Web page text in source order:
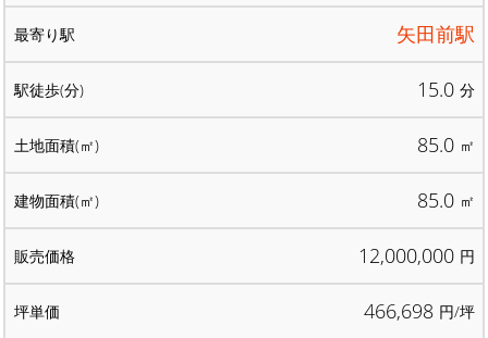
矢田前駅
15.0 分
85.0 ㎡
85.0 ㎡
12,000,000 円
466,698 円/坪